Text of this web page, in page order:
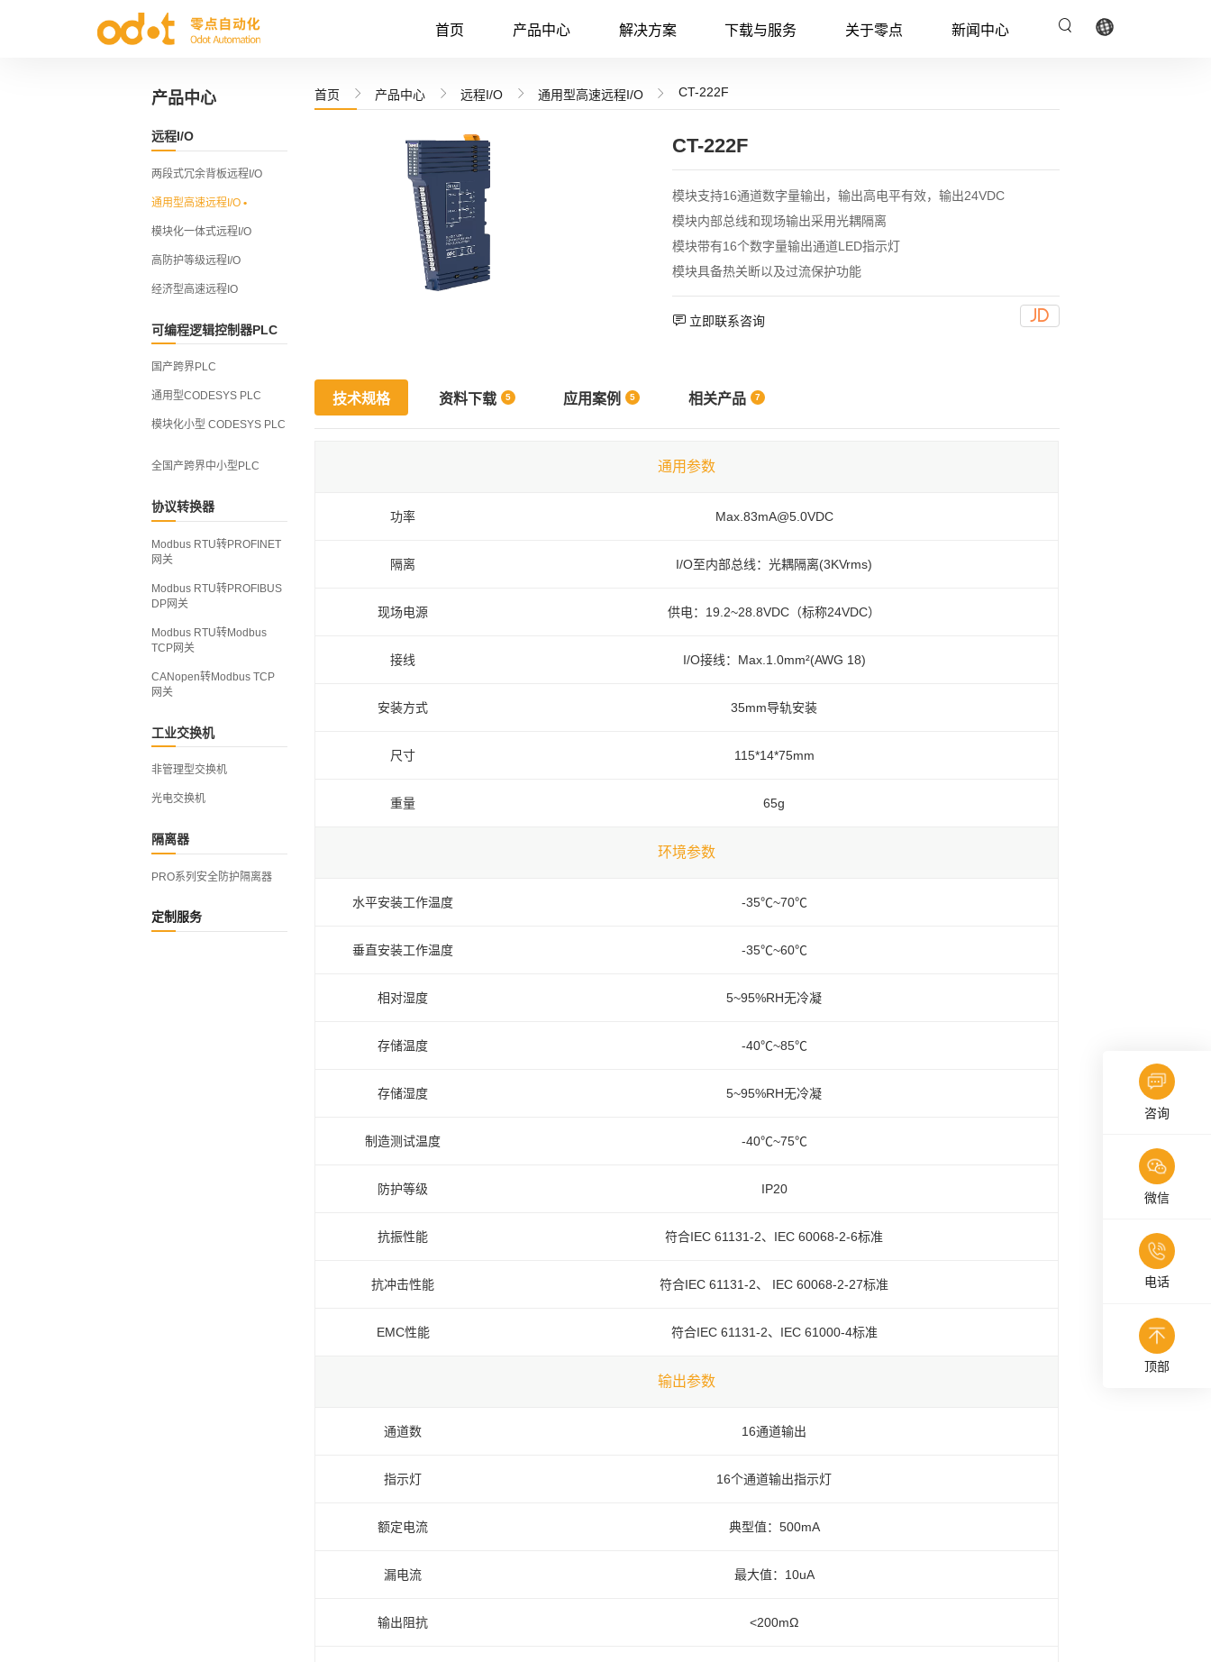
咨询
微信
电话
顶部
首页 产品中心 解决方案 下载与服务 关于零点 新闻中心 
通用型高速远程I/O
模块化一体式远程I/O
通用型CODESYS PLC
模块化小型 CODESYS PLC
全国产跨界中小型PLC
Modbus RTU转PROFIBUS DP网关
Modbus RTU转Modbus TCP网关
CANopen转Modbus TCP 网关
光电交换机
sales@odot.cn
产品中心
远程I/O
两段式冗余背板远程I/O
通用型高速远程I/O •
模块化一体式远程I/O
高防护等级远程I/O
经济型高速远程IO
可编程逻辑控制器PLC
国产跨界PLC
通用型CODESYS PLC
模块化小型 CODESYS PLC
全国产跨界中小型PLC
协议转换器
Modbus RTU转PROFINET
网关
Modbus RTU转PROFIBUS
DP网关
Modbus RTU转Modbus
TCP网关
CANopen转Modbus TCP
网关
工业交换机
非管理型交换机
光电交换机
隔离器
PRO系列安全防护隔离器
定制服务
首页  产品中心  远程I/O  通用型高速远程I/O  CT-222F
CT-222F
模块支持16通道数字量输出，输出高电平有效，输出24VDC
模块内部总线和现场输出采用光耦隔离
模块带有16个数字量输出通道LED指示灯
模块具备热关断以及过流保护功能
 立即联系咨询 
技术规格 资料下载 5 应用案例 5 相关产品 7
通用参数
功率 Max.83mA@5.0VDC
隔离 I/O至内部总线：光耦隔离(3KVrms)
现场电源 供电：19.2~28.8VDC（标称24VDC）
接线 I/O接线：Max.1.0mm²(AWG 18)
安装方式 35mm导轨安装
尺寸 115*14*75mm
重量 65g
环境参数
水平安装工作温度 -35℃~70℃
垂直安装工作温度 -35℃~60℃
相对湿度 5~95%RH无冷凝
存储温度 -40℃~85℃
存储湿度 5~95%RH无冷凝
制造测试温度 -40℃~75℃
防护等级 IP20
抗振性能 符合IEC 61131-2、IEC 60068-2-6标准
抗冲击性能 符合IEC 61131-2、 IEC 60068-2-27标准
EMC性能 符合IEC 61131-2、IEC 61000-4标准
输出参数
通道数 16通道输出
指示灯 16个通道输出指示灯
额定电流 典型值：500mA
漏电流 最大值：10uA
输出阻抗 <200mΩ